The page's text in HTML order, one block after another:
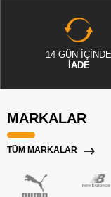
14 GÜN İÇİNDE
İADE
MARKALAR
TÜM MARKALAR